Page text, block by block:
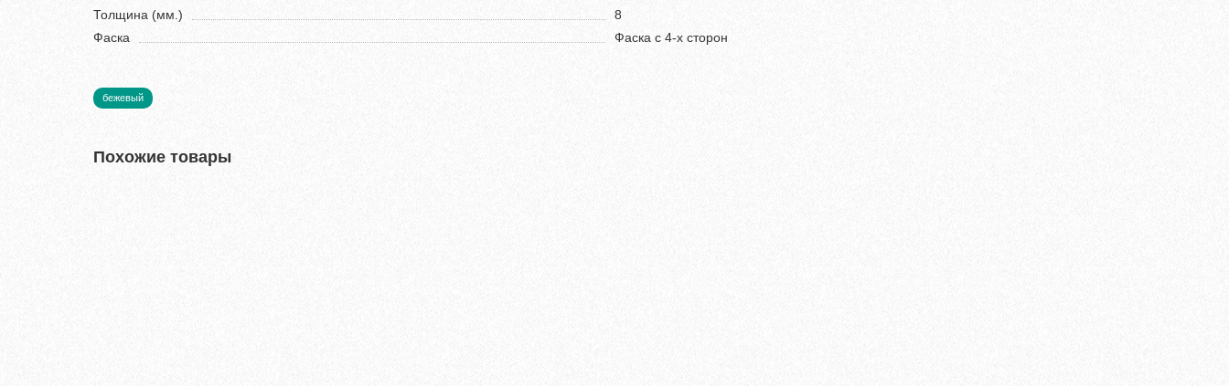
Толщина (мм.)
8
Фаска
Фаска с 4-х сторон
бежевый
Похожие товары